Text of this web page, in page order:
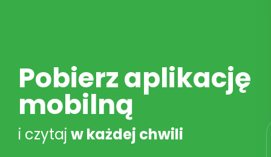
Pobierz aplikację
mobilną
i czytaj w każdej chwili